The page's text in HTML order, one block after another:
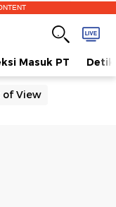
Masuk PT
of View